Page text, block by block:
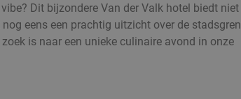
Dit bijzondere Van der Valk hotel biedt
eens een prachtig uitzicht over de
is naar een unieke culinaire avond in onze